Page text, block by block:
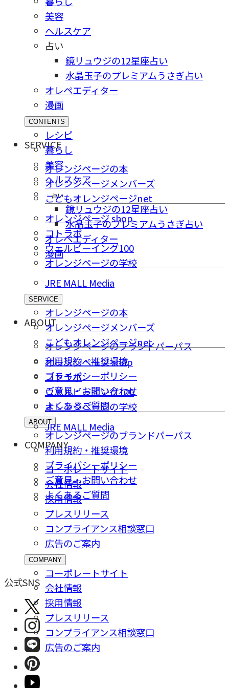
美容
ヘルスケア
占い
鏡リュウジの12星座占い
水晶玉子のプレミアムうさぎ占い
オレペエディター
漫画
CONTENTS
レシピ
暮らし
美容
ヘルスケア
占い
鏡リュウジの12星座占い
水晶玉子のプレミアムうさぎ占い
オレペエディター
漫画
SERVICE
オレンジページの本
オレンジページメンバーズ
こどもオレンジページnet
オレンジページ shop
コトラボ
ウェルビーイング100
オレンジページの学校
JRE MALL Media
SERVICE
オレンジページの本
オレンジページメンバーズ
こどもオレンジページnet
オレンジページ shop
コトラボ
ウェルビーイング100
オレンジページの学校
JRE MALL Media
ABOUT
オレンジページのブランドパーパス
利用規約・推奨環境
プライバシーポリシー
ご意⾒・お問い合わせ
よくあるご質問
ABOUT
オレンジページのブランドパーパス
利用規約・推奨環境
プライバシーポリシー
ご意⾒・お問い合わせ
よくあるご質問
COMPANY
コーポレートサイト
会社情報
採⽤情報
プレスリリース
コンプライアンス相談窓⼝
広告のご案内
COMPANY
コーポレートサイト
会社情報
採⽤情報
プレスリリース
コンプライアンス相談窓⼝
広告のご案内
公式SNS